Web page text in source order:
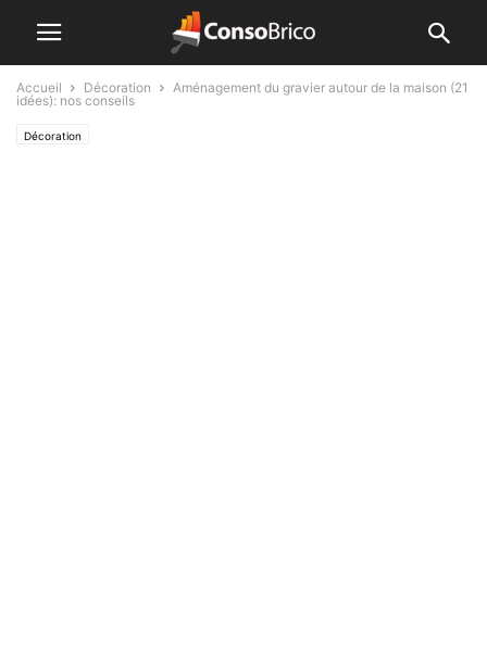
Accueil Décoration
Aménagement du gravier autour de la maison (21
idées): nos conseils
Décoration